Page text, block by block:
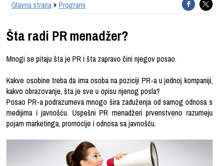
Glavna strana»Programi
Šta radi PR menadžer?
Mnogi se pitaju šta je PR i šta zapravo čini njegov posao.
Kakve osobine treba da ima osoba na poziciji PR-a u jednoj kompaniji,
kakvo obrazovanje, šta je sve u opisu njenog posla?
Posao PR-a podrazumeva mnogo šira zaduženja od samog odnosa s
medijima i javnošću. Uspešni PR menadžeri prvenstveno razumeju
pojam marketinga, promocije i odnosa sa javnošću.